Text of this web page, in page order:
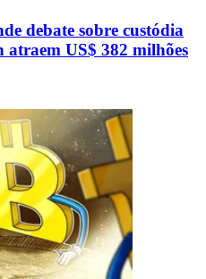
debate sobre custódia
US$ 382 milhões